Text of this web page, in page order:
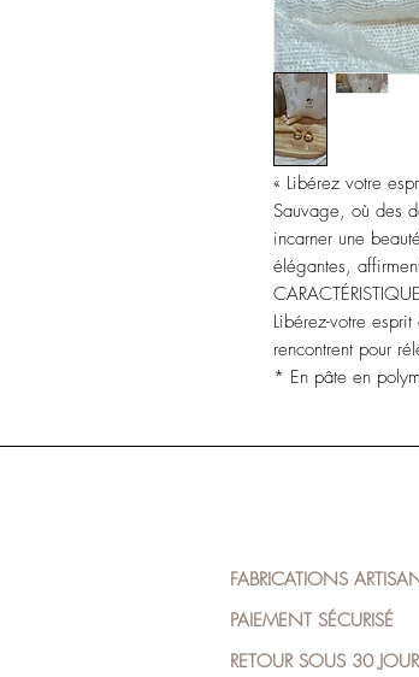
« Libérez votre
Sauvage, où des
incarner une
élégantes,
Libérez-votre
rencontrent pour
* En pâte en
FABRICATIONS
PAIEMENT SÉCURISÉ
RETOUR SOUS 30